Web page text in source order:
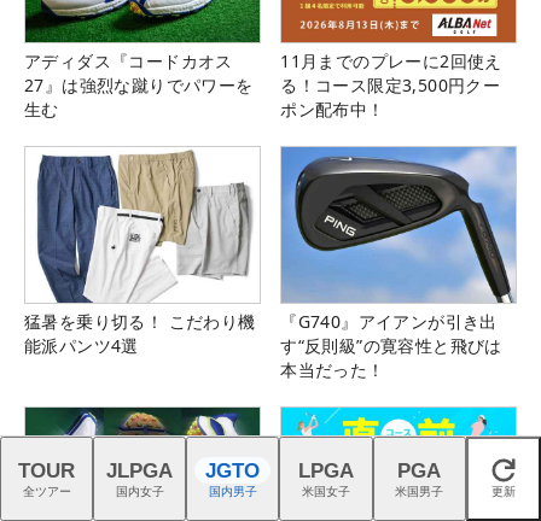
アディダス『コードカオス
27』は強烈な蹴りでパワーを
生む
11月までのプレーに2回使え
る！コース限定3,500円クー
ポン配布中！
猛暑を乗り切る！ こだわり機
能派パンツ4選
『G740』アイアンが引き出
す“反則級”の寛容性と飛びは
本当だった！
閉じる
TOUR
全ツアー
JLPGA
国内女子
JGTO
国内男子
LPGA
米国女子
PGA
米国男子 更新